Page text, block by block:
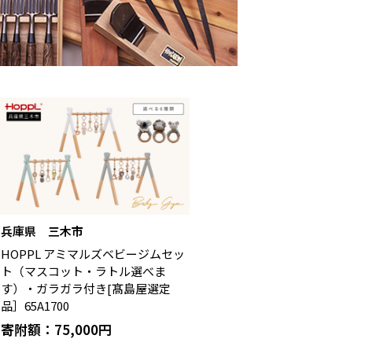
兵庫県 三木市
HOPPL アミマルズベビージムセッ
ト（マスコット・ラトル選べま
す）・ガラガラ付き[髙島屋選定
品］65A1700
寄附額：75,000円